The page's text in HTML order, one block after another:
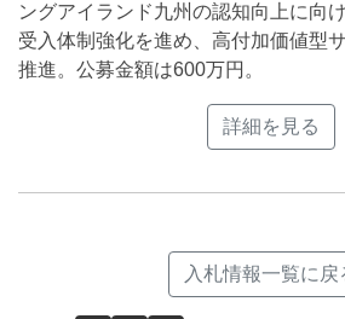
ングアイランド九州の認知向上に向
受入体制強化を進め、高付加価値型
推進。公募金額は600万円。
詳細を見る
入札情報一覧に戻